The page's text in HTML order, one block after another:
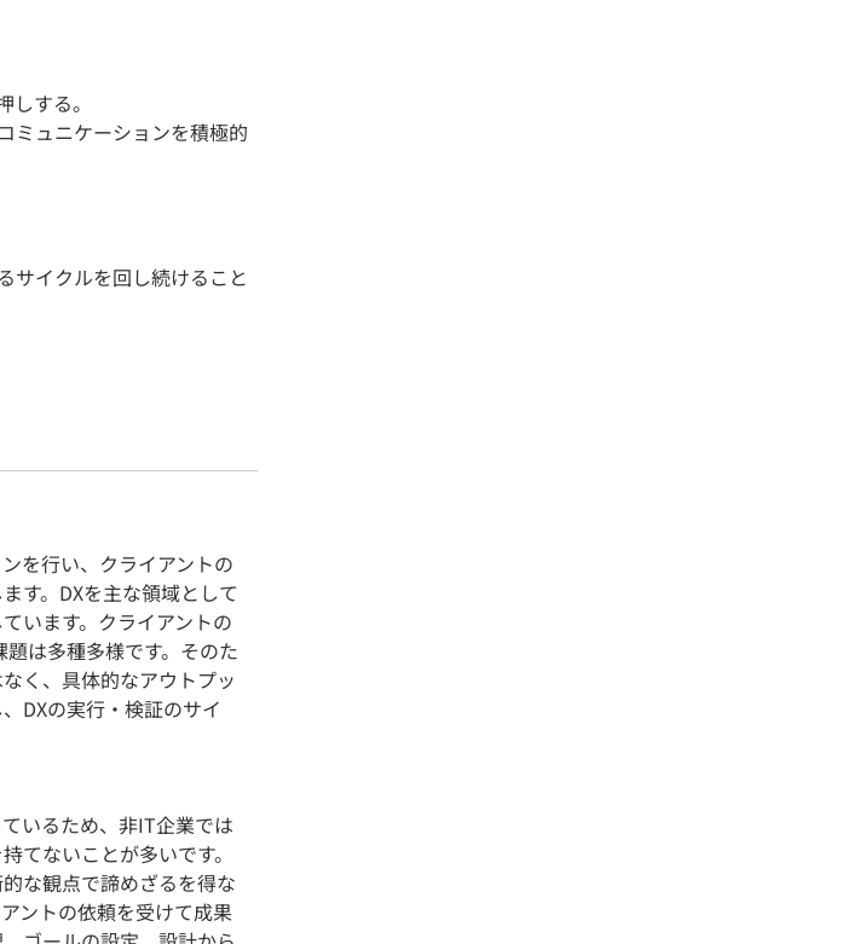
する。
ミュニケーションを積極的
サイクルを回し続けること
を行い、クライアントの
す。DXを主な領域として
います。クライアントの
は多種多様です。そのた
く、具体的なアウトプッ
DXの実行・検証のサイ
いるため、非IT企業では
てないことが多いです。
な観点で諦めざるを得な
ントの依頼を受けて成果